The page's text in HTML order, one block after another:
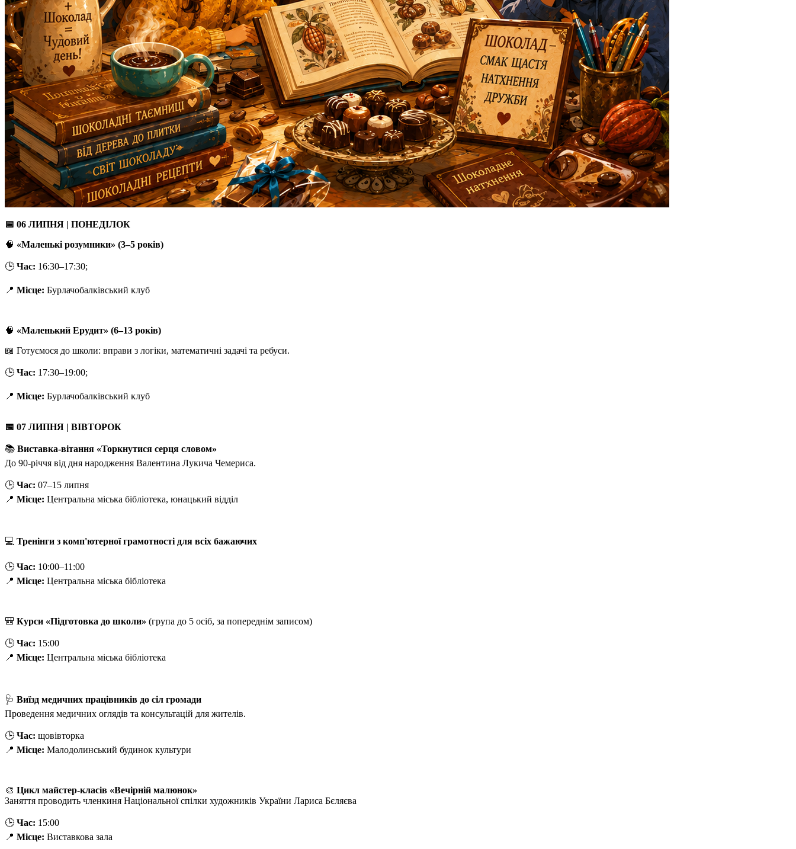
📅 06 ЛИПНЯ | ПОНЕДІЛОК
🧠 «Маленькі розумники» (3–5 років)
🕒 Час: 16:30–17:30;
📍 Місце: Бурлачобалківський клуб
🧠 «Маленький Ерудит» (6–13 років)
📖 Готуємося до школи: вправи з логіки, математичні задачі та ребуси.
🕒 Час: 17:30–19:00;
📍 Місце: Бурлачобалківський клуб
📅 07 ЛИПНЯ | ВІВТОРОК
📚 Виставка-вітання «Торкнутися серця словом»
До 90-річчя від дня народження Валентина Лукича Чемериса.
🕒 Час: 07–15 липня
📍 Місце: Центральна міська бібліотека, юнацький відділ
💻 Тренінги з комп'ютерної грамотності для всіх бажаючих
🕒 Час: 10:00–11:00
📍 Місце: Центральна міська бібліотека
🎒 Курси «Підготовка до школи» (група до 5 осіб, за попереднім записом)
🕒 Час: 15:00
📍 Місце: Центральна міська бібліотека
🩺 Виїзд медичних працівників до сіл громади
Проведення медичних оглядів та консультацій для жителів.
🕒 Час: щовівторка
📍 Місце: Малодолинський будинок культури
🎨 Цикл майстер-класів «Вечірній малюнок»
Заняття проводить членкиня Національної спілки художників України Лариса Бєляєва
🕒 Час: 15:00
📍 Місце: Виставкова зала